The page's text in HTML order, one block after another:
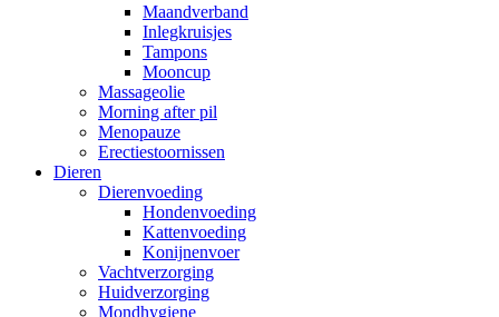
Maandverband
Inlegkruisjes
Tampons
Mooncup
Massageolie
Morning after pil
Menopauze
Erectiestoornissen
Dieren
Dierenvoeding
Hondenvoeding
Kattenvoeding
Konijnenvoer
Vachtverzorging
Huidverzorging
Mondhygiene